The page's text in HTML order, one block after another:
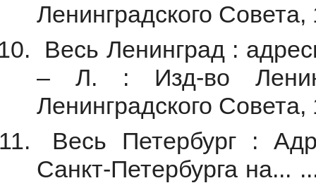
Ленинградского
Весь Ленинград :
– Л. : Изд-во
Ленинградского
Весь Петербург :
Санкт-Петербурга на...